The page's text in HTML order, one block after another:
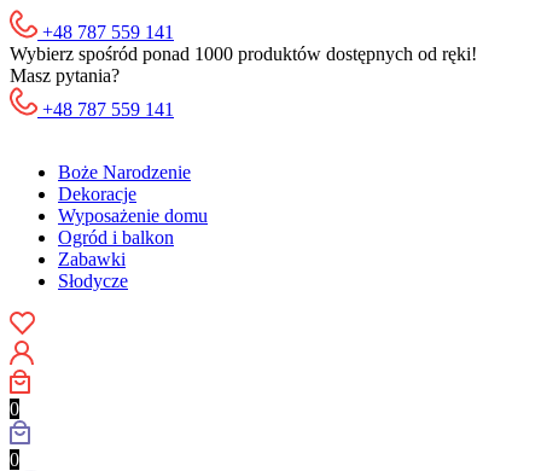
+48 787 559 141
Wybierz spośród ponad 1000 produktów dostępnych od ręki!
Masz pytania?
+48 787 559 141
Boże Narodzenie
Dekoracje
Wyposażenie domu
Ogród i balkon
Zabawki
Słodycze
0
0